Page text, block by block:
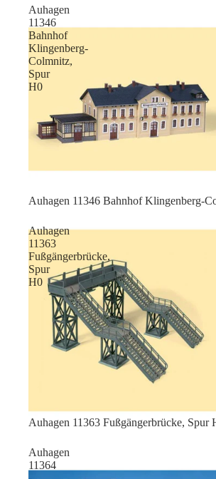
Auhagen
11346
Bahnhof
Klingenberg-
Colmnitz,
Spur
H0
Sale
Auhagen 11346 Bahnhof Klingenberg-
Auhagen
11363
Fußgängerbrücke,
Spur
H0
Sale
Auhagen 11363 Fußgängerbrücke, Spur
Auhagen
11364